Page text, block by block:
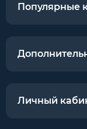
Популярные
Личный